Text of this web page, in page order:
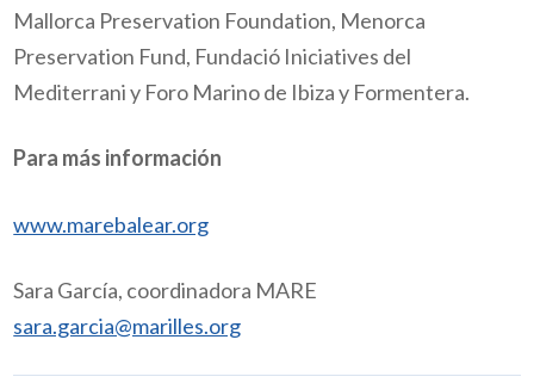
Mallorca Preservation Foundation, Menorca
Preservation Fund, Fundació Iniciatives del
Mediterrani y Foro Marino de Ibiza y Formentera.
Para más información
www.marebalear.org
Sara García, coordinadora MARE
sara.garcia@marilles.org